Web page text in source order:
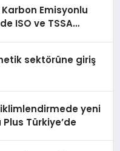
Karbon Emisyonlu
ISO ve TSSA
sektörüne giriş
iklimlendirmede yeni
Türkiye’de